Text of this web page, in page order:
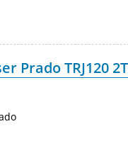
Prado TRJ120